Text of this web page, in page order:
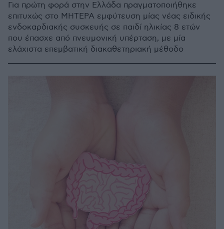
Για πρώτη φορά στην Ελλάδα πραγματοποιήθηκε
επιτυχώς στο ΜΗΤΕΡΑ εμφύτευση μίας νέας ειδικής
ενδοκαρδιακής συσκευής σε παιδί ηλικίας 8 ετών
που έπασχε από πνευμονική υπέρταση, με μία
ελάχιστα επεμβατική διακαθετηριακή μέθοδο